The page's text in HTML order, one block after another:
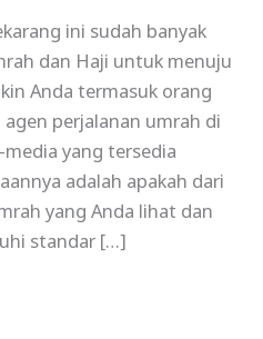
ini sudah banyak
dan Haji untuk menuju
Anda termasuk orang
perjalanan umrah di
yang tersedia
adalah apakah dari
yang Anda lihat dan
standar […]